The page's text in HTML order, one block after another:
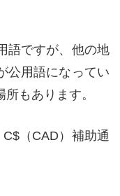
語ですが、他の地
公用語になってい
もあります。
（CAD）補助通